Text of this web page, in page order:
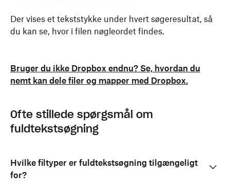
Der vises et tekststykke under hvert søgeresultat, så
du kan se, hvor i filen nøgleordet findes.
Bruger du ikke Dropbox endnu? Se, hvordan du
nemt kan dele filer og mapper med Dropbox.
Ofte stillede spørgsmål om
fuldtekstsøgning
Hvilke filtyper er fuldtekstsøgning tilgængeligt
for?